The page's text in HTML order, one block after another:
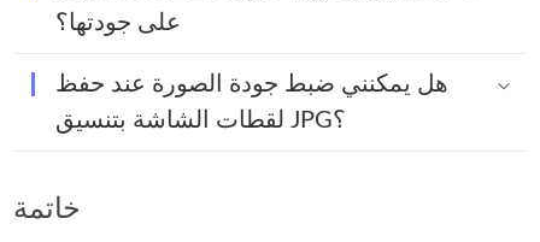
على جودتها؟
هل يمكنني ضبط جودة الصورة عند حفظ
لقطات الشاشة بتنسيق JPG؟
خاتمة